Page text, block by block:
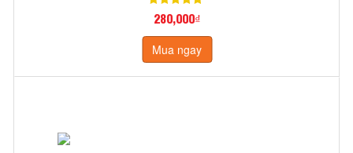
280,000₫
Mua ngay